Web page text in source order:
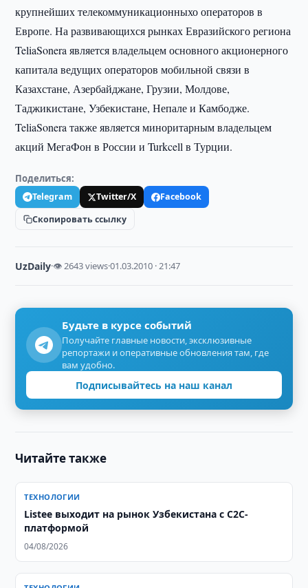
крупнейших телекоммуникационныхо операторов в
Европе. На развивающихся рынках Евразийского региона
TeliaSonera является владельцем основного акционерного
капитала ведущих операторов мобильной связи в
Казахстане, Азербайджане, Грузии, Молдове,
Таджикистане, Узбекистане, Непале и Камбодже.
TeliaSonera также является миноритарным владельцем
акций МегаФон в России и Turkcell в Турции.
Поделиться:
Telegram Twitter/X
Facebook
Скопировать ссылку
UzDaily·👁 2643 views·01.03.2010 · 21:47
Будьте в курсе событий
Получайте главные новости, эксклюзивные
репортажи и оперативные обновления там, где
вам удобно.
Подписывайтесь на наш канал
Читайте также
ТЕХНОЛОГИИ
Listee выходит на рынок Узбекистана с C2C-
платформой
04/08/2026